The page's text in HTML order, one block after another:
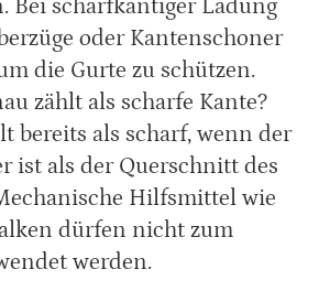
Bei scharfkantiger Ladung
oder Kantenschoner
die Gurte zu schützen.
zählt als scharfe Kante?
bereits als scharf, wenn der
ist als der Querschnitt des
Hilfsmittel wie
dürfen nicht zum
werden.